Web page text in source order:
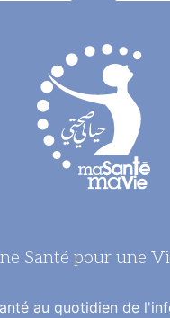
Santé pour une
au quotidien de